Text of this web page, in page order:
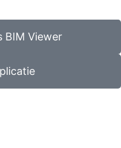
BIM Viewer